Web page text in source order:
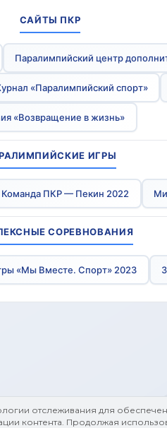
САЙТЫ ПКР
Паралимпийский центр
«Паралимпийский спорт»
«Возвращение в жизнь»
ИГРЫ
Команда ПКР — Пекин 2022
СОРЕВНОВАНИЯ
«Мы Вместе. Спорт» 2023
отслеживания для
контента. Продолжая